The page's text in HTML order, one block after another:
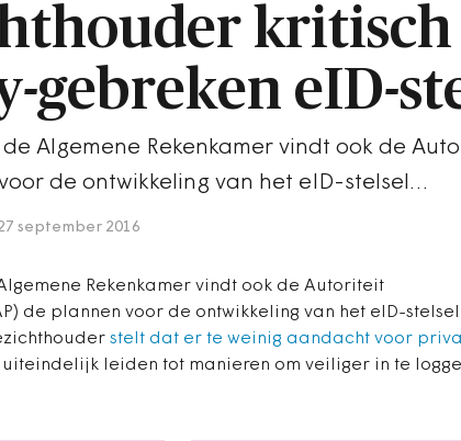
kritisch
gebreken eID-
Algemene Rekenkamer vindt ook de
de ontwikkeling van het eID-stelsel…
september 2016
Rekenkamer vindt ook de Autoriteit
de plannen voor de ontwikkeling van het eID-stelsel
stelt dat er te weinig aandacht voor
uiteindelijk leiden tot manieren om veiliger in te